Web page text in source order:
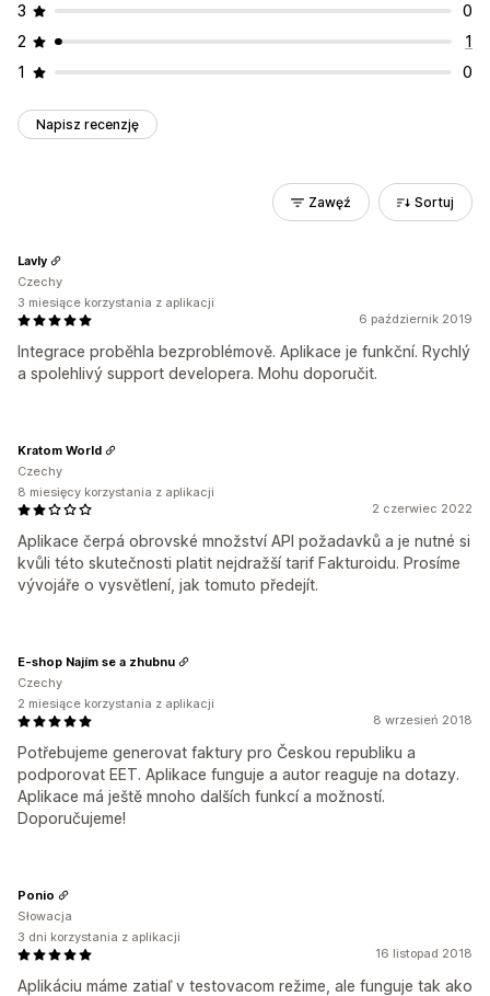
3
0
2
1
1
0
Napisz recenzję
Zawęź Sortuj
6 październik 2019
Integrace proběhla bezproblémově. Aplikace je funkční. Rychlý
a spolehlivý support developera. Mohu doporučit.
Lavly
Czechy
3 miesiące korzystania z aplikacji
2 czerwiec 2022
Aplikace čerpá obrovské množství API požadavků a je nutné si
kvůli této skutečnosti platit nejdražší tarif Fakturoidu. Prosíme
vývojáře o vysvětlení, jak tomuto předejít.
Kratom World
Czechy
8 miesięcy korzystania z aplikacji
8 wrzesień 2018
Potřebujeme generovat faktury pro Českou republiku a
podporovat EET. Aplikace funguje a autor reaguje na dotazy.
Aplikace má ještě mnoho dalších funkcí a možností.
Doporučujeme!
E-shop Najím se a zhubnu
Czechy
2 miesiące korzystania z aplikacji
16 listopad 2018
Aplikáciu máme zatiaľ v testovacom režime, ale funguje tak ako
Ponio
Słowacja
3 dni korzystania z aplikacji